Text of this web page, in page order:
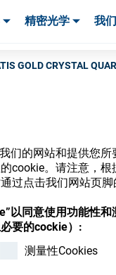
们的网站和提供您
cookie。请注意，
过点击我们网站页脚
以同意使用功能性
要的cockie）:
测量性Cookies
精密光学 我
GOLD CRYSTAL
商店
户，并了